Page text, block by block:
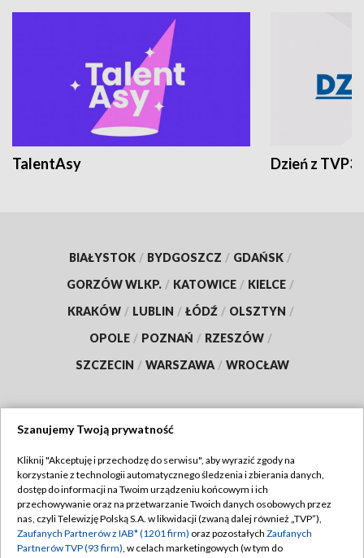
TalentAsy Dzień z TVP3
BIAŁYSTOK / BYDGOSZCZ / GDAŃSK /
GORZÓW WLKP. / KATOWICE / KIELCE /
KRAKÓW / LUBLIN / ŁÓDŹ / OLSZTYN /
OPOLE / POZNAŃ / RZESZÓW /
SZCZECIN / WARSZAWA / WROCŁAW
TVP
Abonament TVP
Emisja w TVP
Regulamin TVP
Polityka prywatności
Szanujemy Twoją prywatność
Kliknij "Akceptuję i przechodzę do serwisu", aby wyrazić zgody na
korzystanie z technologii automatycznego śledzenia i zbierania danych,
dostęp do informacji na Twoim urządzeniu końcowym i ich
przechowywanie oraz na przetwarzanie Twoich danych osobowych przez
nas, czyli Telewizję Polską S.A. w likwidacji (zwaną dalej również „TVP”),
Zaufanych Partnerów z IAB* (1201 firm) oraz pozostałych Zaufanych
Partnerów TVP (93 firm), w celach marketingowych (w tym do